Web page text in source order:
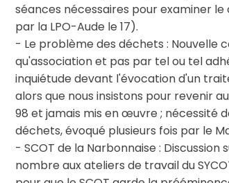
séances nécessaires pour examiner
par la LPO-Aude le 17).
- Le problème des déchets : Nouvelle
qu'association et pas par tel ou tel
inquiétude devant l'évocation d'un
alors que nous insistons pour revenir
98 et jamais mis en œuvre ; nécessité
déchets, évoqué plusieurs fois par le
- SCOT de la Narbonnaise :
nombre aux ateliers de travail du